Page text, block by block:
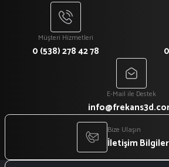
Müşteri Hizmetleri
0 (538) 278 42 78
E-Mail ile Destek
Bize Ulaşın
İletişim